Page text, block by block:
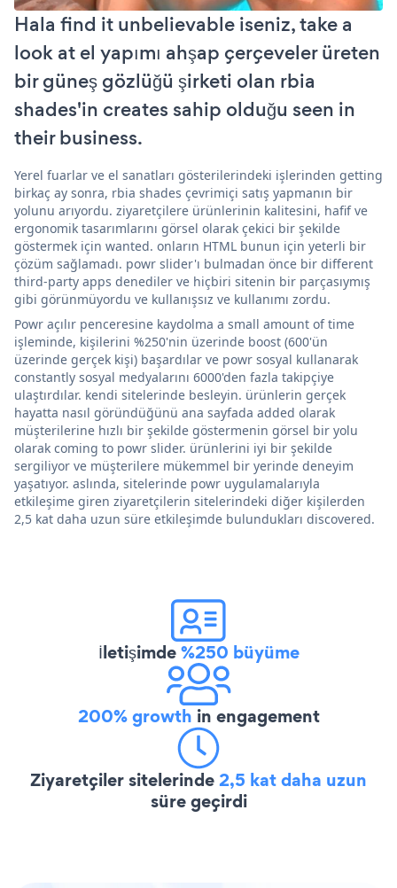
Hala find it unbelievable iseniz, take a
look at el yapımı ahşap çerçeveler üreten
bir güneş gözlüğü şirketi olan rbia
shades'in creates sahip olduğu seen in
their business.
Yerel fuarlar ve el sanatları gösterilerindeki işlerinden getting
birkaç ay sonra, rbia shades çevrimiçi satış yapmanın bir
yolunu arıyordu. ziyaretçilere ürünlerinin kalitesini, hafif ve
ergonomik tasarımlarını görsel olarak çekici bir şekilde
göstermek için wanted. onların HTML bunun için yeterli bir
çözüm sağlamadı. powr slider'ı bulmadan önce bir different
third-party apps denediler ve hiçbiri sitenin bir parçasıymış
gibi görünmüyordu ve kullanışsız ve kullanımı zordu.
Powr açılır penceresine kaydolma a small amount of time
işleminde, kişilerini %250'nin üzerinde boost (600'ün
üzerinde gerçek kişi) başardılar ve powr sosyal kullanarak
constantly sosyal medyalarını 6000'den fazla takipçiye
ulaştırdılar. kendi sitelerinde besleyin. ürünlerin gerçek
hayatta nasıl göründüğünü ana sayfada added olarak
müşterilerine hızlı bir şekilde göstermenin görsel bir yolu
olarak coming to powr slider. ürünlerini iyi bir şekilde
sergiliyor ve müşterilere mükemmel bir yerinde deneyim
yaşatıyor. aslında, sitelerinde powr uygulamalarıyla
etkileşime giren ziyaretçilerin sitelerindeki diğer kişilerden
2,5 kat daha uzun süre etkileşimde bulundukları discovered.
İletişimde%250 büyüme
200% growth in engagement
Ziyaretçiler sitelerinde2,5 kat daha uzun
süre geçirdi